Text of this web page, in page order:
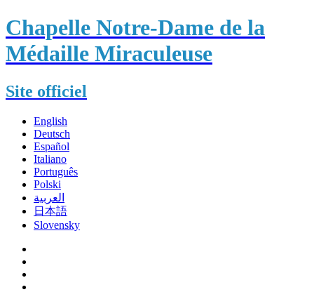
Chapelle Notre-Dame de la
Médaille Miraculeuse
Site officiel
English
Deutsch
Español
Italiano
Português
Polski
العربية
日本語
Slovensky